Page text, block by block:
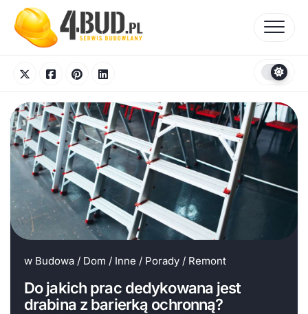
content
w Budowa / Dom / Inne / Porady / Remont
Do jakich prac dedykowana jest
drabina z barierką ochronną?